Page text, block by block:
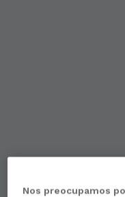
Nos preocupamos